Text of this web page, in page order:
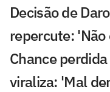
Decisão de
repercute:
Chance
viraliza: 'Mal